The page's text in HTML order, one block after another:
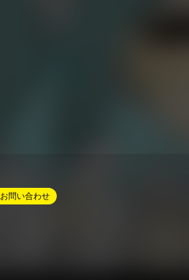
お問い合わせ